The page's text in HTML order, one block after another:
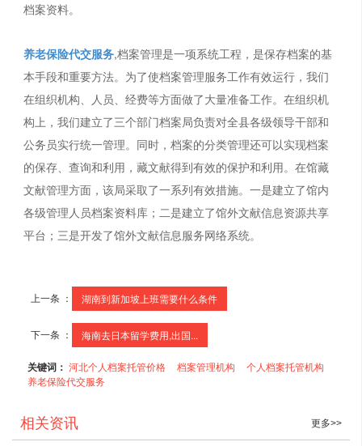
档案资料。
养老保险代交服务,档案管理是一项系统工程，是保存档案的基
本手段和重要方法。为了使档案管理服务工作有效运行，我们
在组织机构、人员、经费等方面做了大量准备工作。在组织机
构上，我们建立了三个部门档案局负责对全县各级领导干部和
公务员实行统一管理。同时，档案的分类管理还可以实现档案
的保存、查询和利用，藏文献得到有效的保护和利用。在馆藏
文献管理方面，该局采取了一系列有效措施。一是建立了馆内
各级管理人员档案资料库；二是建立了馆外文献信息资源共享
平台；三是开发了馆外文献信息服务网络系统。
上一条 ： 湖南到新加坡上班需要什么条件
下一条 ： 海南去日本留学费用,出国...
关键词：河北个人档案托管价格 档案管理机构
个人档案托管机构
养老保险代交服务
相关资讯 更多>>